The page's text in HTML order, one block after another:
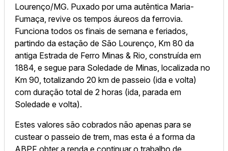
Lourenço/MG. Puxado por uma autêntica Maria-
Fumaça, revive os tempos áureos da ferrovia.
Funciona todos os finais de semana e feriados,
partindo da estação de São Lourenço, Km 80 da
antiga Estrada de Ferro Minas & Rio, construída em
1884, e segue para Soledade de Minas, localizada no
Km 90, totalizando 20 km de passeio (ida e volta)
com duração total de 2 horas (ida, parada em
Soledade e volta).
Estes valores são cobrados não apenas para se
custear o passeio de trem, mas esta é a forma da
ABPF obter a renda e continuar o trabalho de